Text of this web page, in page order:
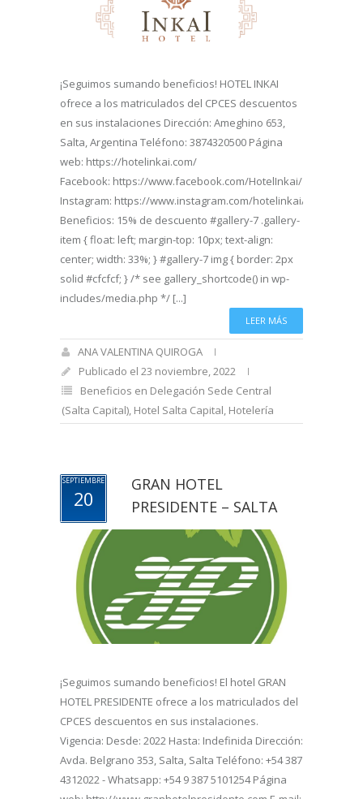
¡Seguimos sumando beneficios! HOTEL INKAI
ofrece a los matriculados del CPCES descuentos
en sus instalaciones Dirección: Ameghino 653,
Salta, Argentina Teléfono: 3874320500 Página
web: https://hotelinkai.com/
Facebook: https://www.facebook.com/HotelInkai/
Instagram: https://www.instagram.com/hotelinkai/
Beneficios: 15% de descuento #gallery-7 .gallery-
item { float: left; margin-top: 10px; text-align:
center; width: 33%; } #gallery-7 img { border: 2px
solid #cfcfcf; } /* see gallery_shortcode() in wp-
includes/media.php */ [...]
LEER MÁS
ANA VALENTINA QUIROGA
Publicado el 23 noviembre, 2022
Beneficios en Delegación Sede Central
(Salta Capital), Hotel Salta Capital, Hotelería
SEPTIEMBRE
20
GRAN HOTEL
PRESIDENTE – SALTA
¡Seguimos sumando beneficios! El hotel GRAN
HOTEL PRESIDENTE ofrece a los matriculados del
CPCES descuentos en sus instalaciones.
Vigencia: Desde: 2022 Hasta: Indefinida Dirección:
Avda. Belgrano 353, Salta, Salta Teléfono: +54 387
4312022 - Whatsapp: +54 9 387 5101254 Página